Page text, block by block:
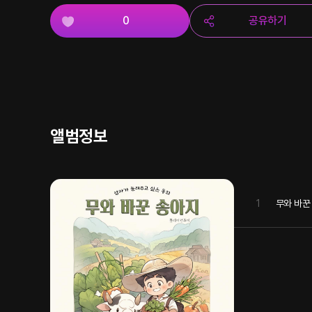
0 공유하기
앨범정보
1 무와 바